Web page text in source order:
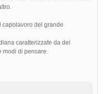
capolavoro del grande
caratterizzate da dei
di pensare.